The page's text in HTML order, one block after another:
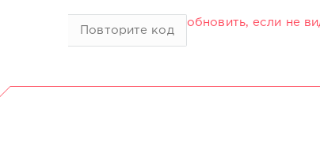
обновить, если не